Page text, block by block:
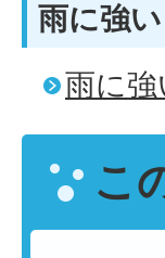
雨に強
雨に強
こ